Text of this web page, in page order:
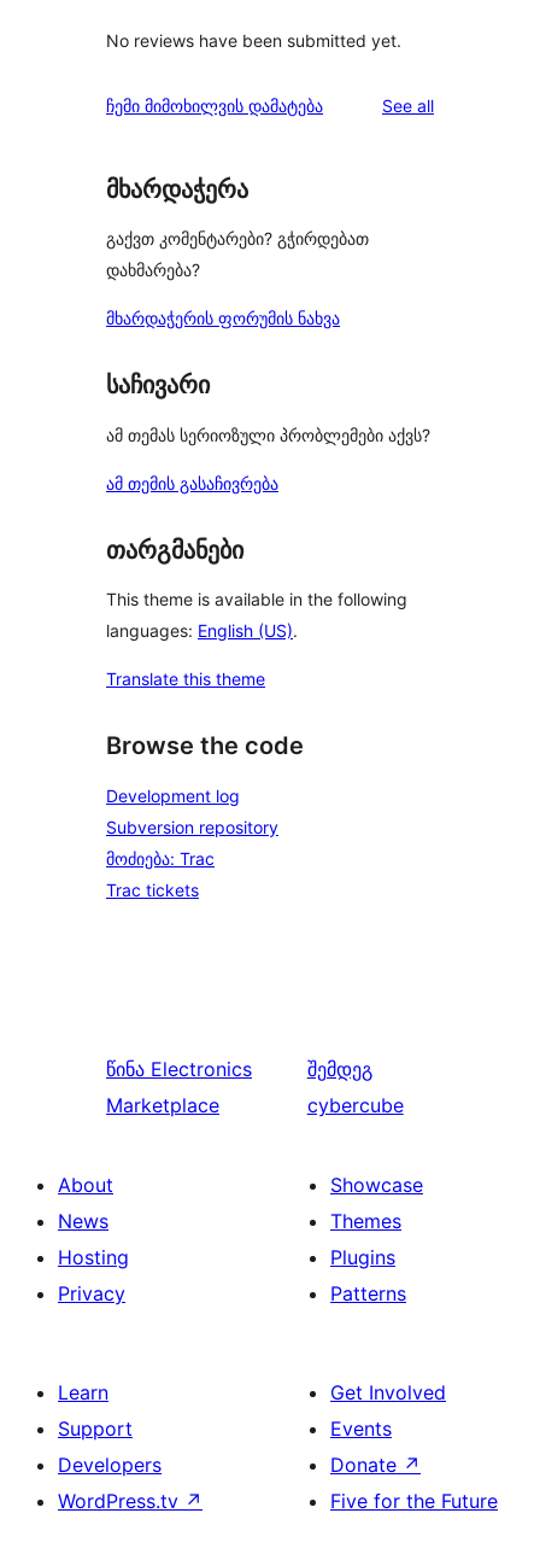
No reviews have been submitted yet.
ჩემი მიმოხილვის დამატება See allreviews
მხარდაჭერა
გაქვთ კომენტარები? გჭირდებათ
დახმარება?
მხარდაჭერის ფორუმის ნახვა
საჩივარი
ამ თემას სერიოზული პრობლემები აქვს?
ამ თემის გასაჩივრება
თარგმანები
This theme is available in the following
languages: English (US).
Translate this theme
Browse the code
Development log
Subversion repository
მოძიება: Trac
Trac tickets
წინა Electronics
Marketplace
შემდეგ
cybercube
About
News
Hosting
Privacy
Showcase
Themes
Plugins
Patterns
Learn
Support
Developers
WordPress.tv ↗
Get Involved
Events
Donate ↗
Five for the Future